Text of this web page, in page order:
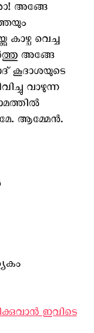
അങ്ങേ
വെച്ച
അങ്ങേ
കൂദാശയുടെ
വാഴുന്ന
ആമ്മേന്‍.
ഇവിടെ